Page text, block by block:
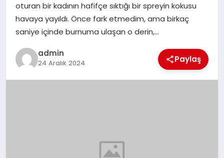
oturan bir kadının hafifçe sıktığı bir spreyin kokusu
havaya yayıldı. Önce fark etmedim, ama birkaç
saniye içinde burnuma ulaşan o derin,…
admin
24 Aralık 2024 Paylaş